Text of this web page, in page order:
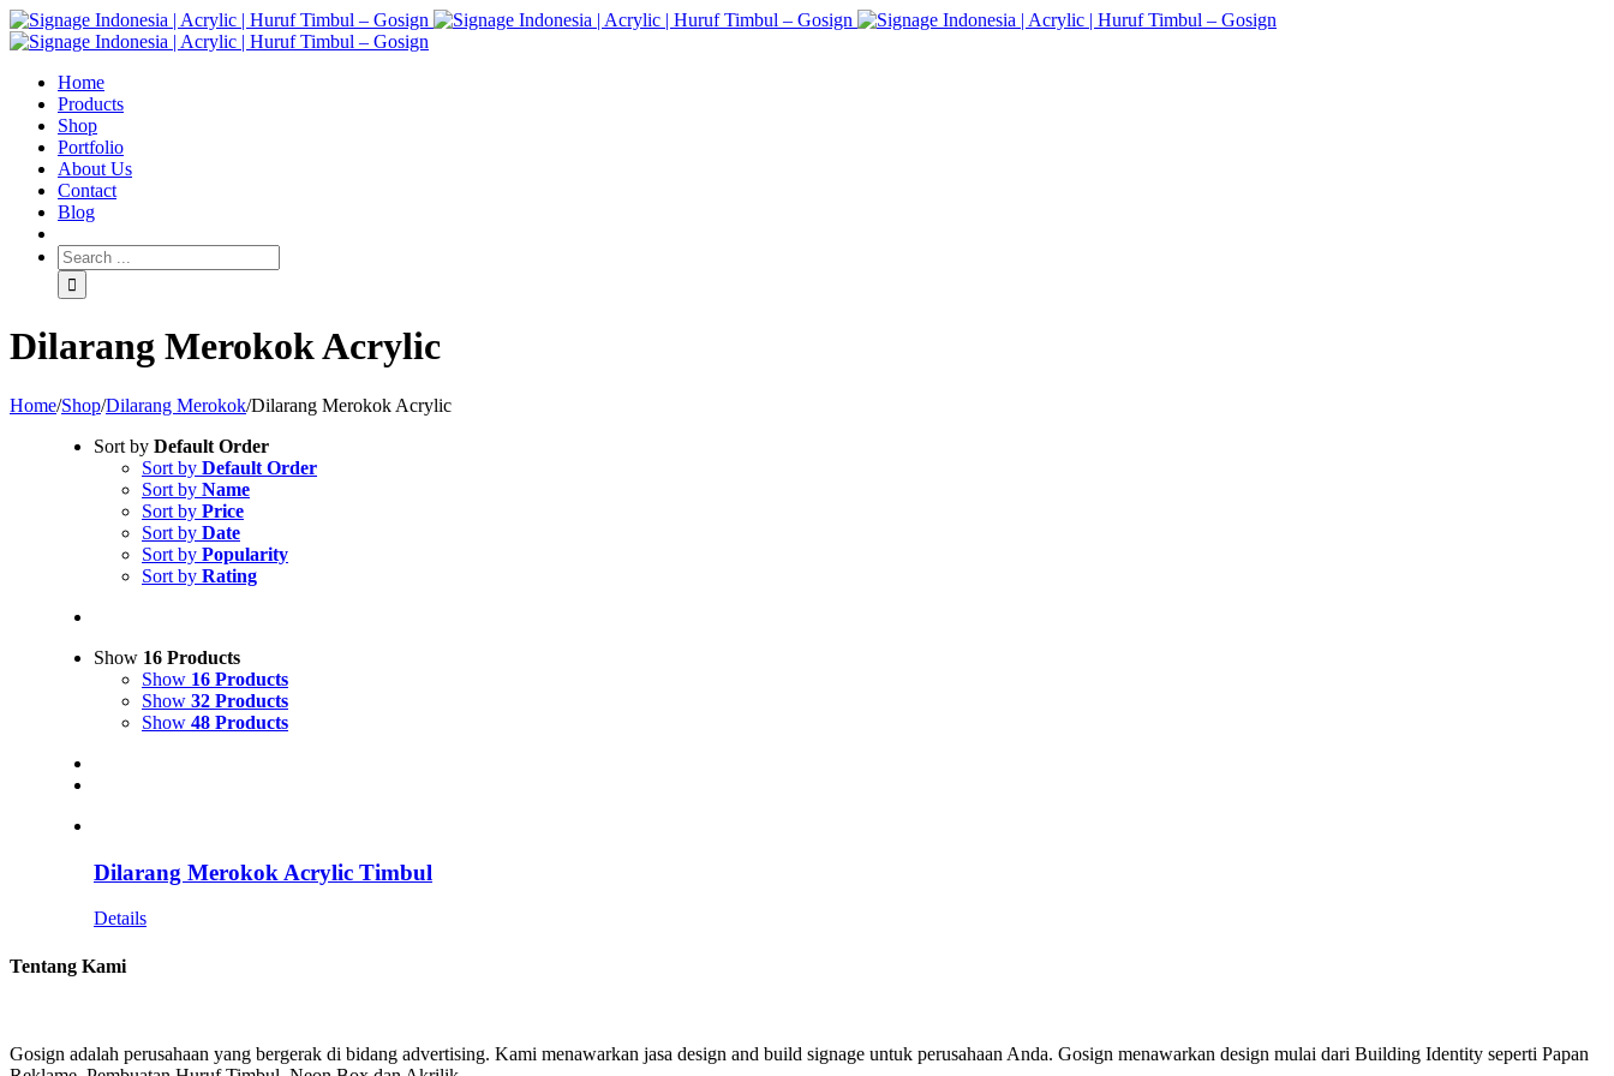
Home
Products
Shop
Portfolio
About Us
Contact
Blog
Dilarang Merokok Acrylic
Home/Shop/Dilarang Merokok/Dilarang Merokok Acrylic
Sort by Default Order
Sort by Default Order
Sort by Name
Sort by Price
Sort by Date
Sort by Popularity
Sort by Rating
Show 16 Products
Show 16 Products
Show 32 Products
Show 48 Products
Dilarang Merokok Acrylic Timbul
Details
Tentang Kami
Gosign adalah perusahaan yang bergerak di bidang advertising. Kami menawarkan jasa design and build signage untuk perusahaan Anda. Gosign menawarkan design mulai dari Building Identity seperti Papan